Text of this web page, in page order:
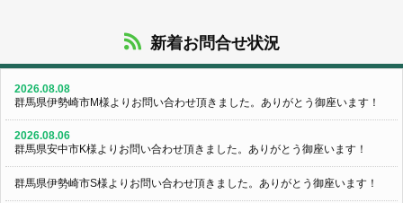
新着お問合せ状況
2026.08.08
群馬県伊勢崎市M様よりお問い合わせ頂きました。ありがとう御座います！
2026.08.06
群馬県安中市K様よりお問い合わせ頂きました。ありがとう御座います！
群馬県伊勢崎市S様よりお問い合わせ頂きました。ありがとう御座います！